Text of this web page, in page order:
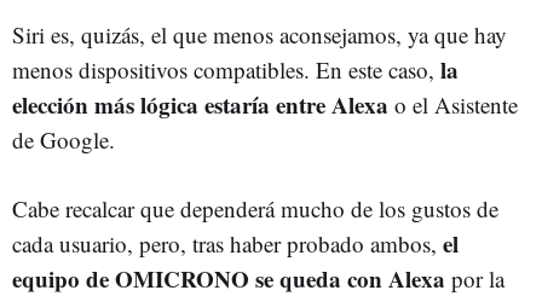
Siri es, quizás, el que menos aconsejamos, ya que hay
menos dispositivos compatibles. En este caso, la
elección más lógica estaría entre Alexa o el Asistente
de Google.
Cabe recalcar que dependerá mucho de los gustos de
cada usuario, pero, tras haber probado ambos, el
equipo de OMICRONO se queda con Alexa por la